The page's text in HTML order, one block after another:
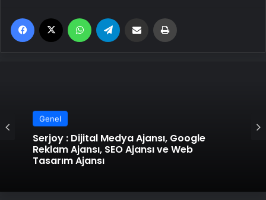
Facebook WhatsApp Email'den paylaş
Genel
Genel
UETDS Nedir ? Uetds.com İle Akıllı Dijital
Taşımacılık Yazılımı